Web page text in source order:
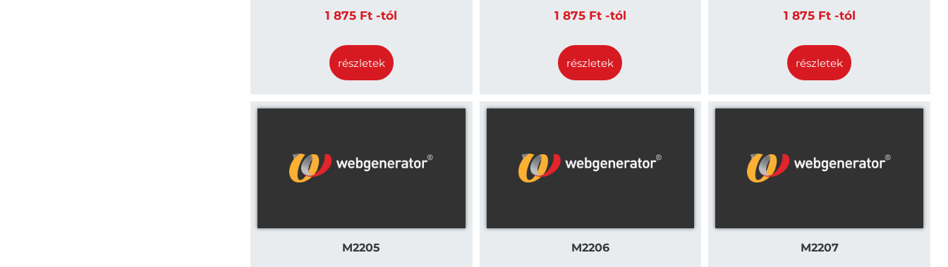
1 875 Ft -tól
részletek
1 875 Ft -tól
részletek
1 875 Ft -tól
részletek
M2205 M2206 M2207